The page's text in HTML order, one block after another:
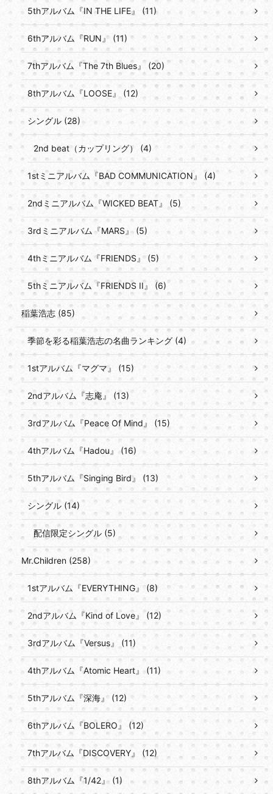
5thアルバム『IN THE LIFE』 (11)
6thアルバム『RUN』 (11)
7thアルバム『The 7th Blues』 (20)
8thアルバム『LOOSE』 (12)
シングル (28)
2nd beat（カップリング） (4)
1stミニアルバム『BAD COMMUNICATION』 (4)
2ndミニアルバム『WICKED BEAT』 (5)
3rdミニアルバム『MARS』 (5)
4thミニアルバム『FRIENDS』 (5)
5thミニアルバム『FRIENDS II』 (6)
稲葉浩志 (85)
季節を彩る稲葉浩志の名曲ランキング (4)
1stアルバム『マグマ』 (15)
2ndアルバム『志庵』 (13)
3rdアルバム『Peace Of Mind』 (15)
4thアルバム『Hadou』 (16)
5thアルバム『Singing Bird』 (13)
シングル (14)
配信限定シングル (5)
Mr.Children (258)
1stアルバム『EVERYTHING』 (8)
2ndアルバム『Kind of Love』 (12)
3rdアルバム『Versus』 (11)
4thアルバム『Atomic Heart』 (11)
5thアルバム『深海』 (12)
6thアルバム『BOLERO』 (12)
7thアルバム『DISCOVERY』 (12)
8thアルバム『1/42』 (1)